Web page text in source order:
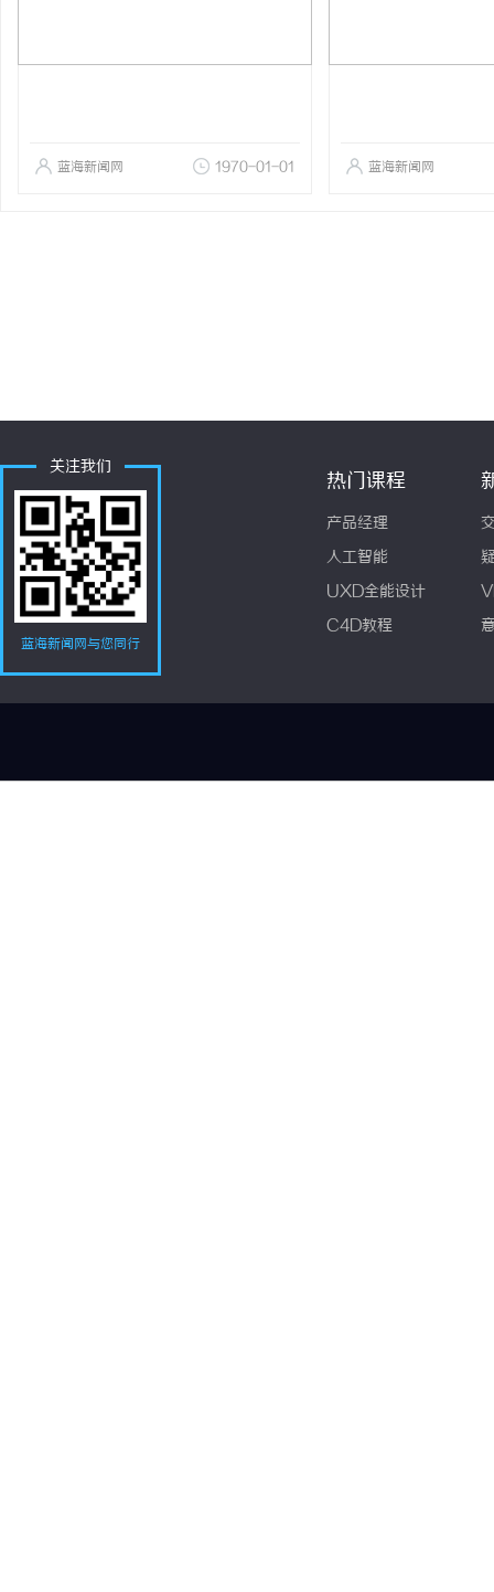
蓝海新闻网 1970-01-01 蓝海新闻网
关注我们
蓝海新闻网与您同行
热门课程
产品经理
人工智能
UXD全能设计
C4D教程